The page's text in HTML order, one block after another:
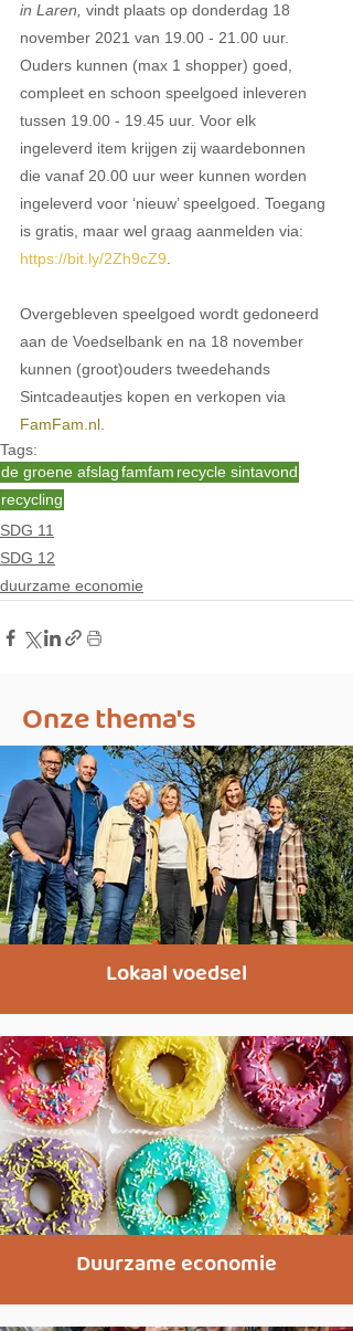
in Laren, vindt plaats op donderdag 18
november 2021 van 19.00 - 21.00 uur.
Ouders kunnen (max 1 shopper) goed,
compleet en schoon speelgoed inleveren
tussen 19.00 - 19.45 uur. Voor elk
ingeleverd item krijgen zij waardebonnen
die vanaf 20.00 uur weer kunnen worden
ingeleverd voor ‘nieuw’ speelgoed. Toegang
is gratis, maar wel graag aanmelden via:
https://bit.ly/2Zh9cZ9.
Overgebleven speelgoed wordt gedoneerd
aan de Voedselbank en na 18 november
kunnen (groot)ouders tweedehands
Sintcadeautjes kopen en verkopen via
FamFam.nl.
Tags:
de groene afslagfamfam recycle sintavond
recycling
SDG 11
SDG 12
duurzame economie
Onze thema's
Lokaal voedsel
Duurzame economie